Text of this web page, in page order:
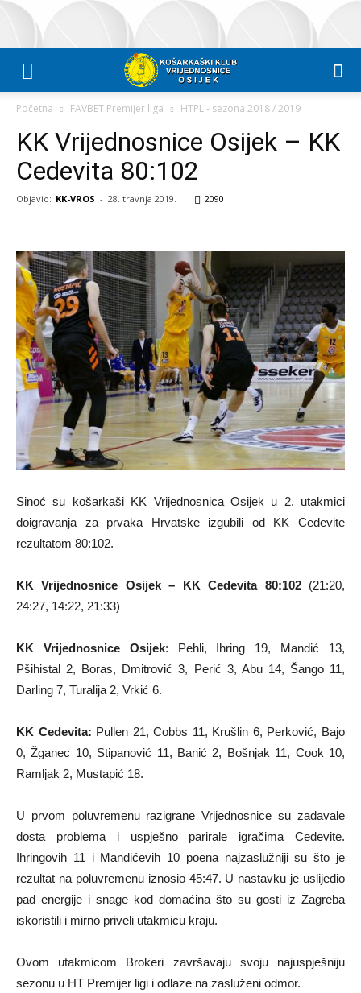
Početna FAVBET Premijer liga HTPL - sezona 2018 / 2019
KK Vrijednosnice Osijek – KK
Cedevita 80:102
Objavio: KK-VROS - 28. travnja 2019. 2090
Sinoć su košarkaši KK Vrijednosnica Osijek u 2. utakmici
doigravanja za prvaka Hrvatske izgubili od KK Cedevite
rezultatom 80:102.
KK Vrijednosnice Osijek – KK Cedevita80:102 (21:20,
24:27, 14:22, 21:33)
KK Vrijednosnice Osijek: Pehli, Ihring 19, Mandić 13,
Pšihistal 2, Boras, Dmitrović 3, Perić 3, Abu 14, Šango 11,
Darling 7, Turalija 2, Vrkić 6.
KK Cedevita: Pullen 21, Cobbs 11, Krušlin 6, Perković, Bajo
0, Žganec 10, Stipanović 11, Banić 2, Bošnjak 11, Cook 10,
Ramljak 2, Mustapić 18.
U prvom poluvremenu razigrane Vrijednosnice su zadavale
dosta problema i uspješno parirale igračima Cedevite.
Ihringovih 11 i Mandićevih 10 poena najzaslužniji su što je
rezultat na poluvremenu iznosio 45:47. U nastavku je uslijedio
pad energije i snage kod domaćina što su gosti iz Zagreba
iskoristili i mirno priveli utakmicu kraju.
Ovom utakmicom Brokeri završavaju svoju najuspješniju
sezonu u HT Premijer ligi i odlaze na zasluženi odmor.